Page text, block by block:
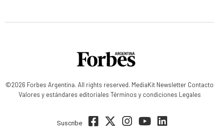
©2026 Forbes Argentina. All rights reserved. MediaKit Newsletter Contacto
Valores y estándares editoriales Términos y condiciones Legales
Suscribe